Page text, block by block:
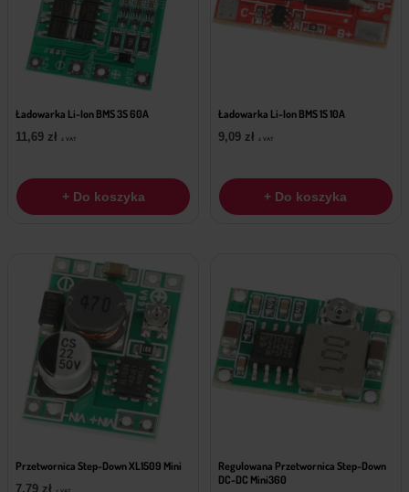
Ładowarka Li-Ion BMS 3S 60A
11,69 zł z VAT
+ Do koszyka
Ładowarka Li-Ion BMS 1S 10A
9,09 zł z VAT
+ Do koszyka
Przetwornica Step-Down XL1509 Mini
7,79 zł z VAT
Regulowana Przetwornica Step-Down
DC-DC Mini360